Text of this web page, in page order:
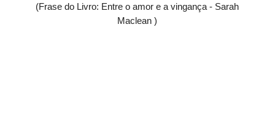
(Frase do Livro: Entre o amor e a vingança - Sarah
Maclean )